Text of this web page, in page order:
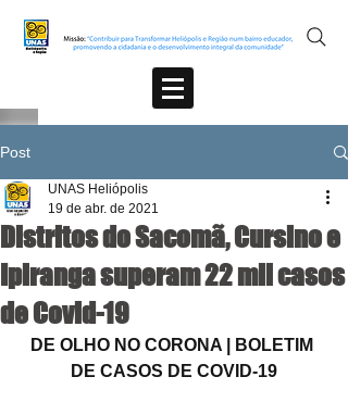
Post
Distritos do Sacomã, Cursino e
Ipiranga superam 22 mil casos
de Covid-19
UNAS Heliópolis
19 de abr. de 2021
DE OLHO NO CORONA | BOLETIM
DE CASOS DE COVID-19